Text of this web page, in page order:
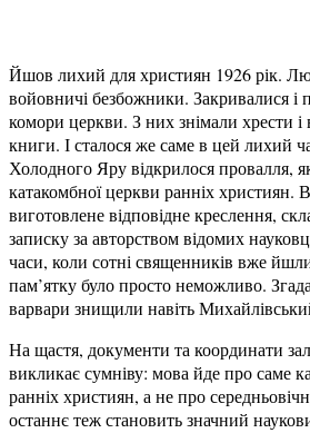
Йшов лихий для християн 1926 рік.
войовничі безбожники. Закривалися і
комори церкви. З них знімали хрести
книги. І сталося же саме в цей лихий
Холодного Яру відкрилося провалля,
катакомбної церкви ранніх християн.
виготовлене відповідне креслення,
записку за авторством відомих
часи, коли сотні священників вже
пам’ятку було просто неможливо.
варвари знищили навіть
На щастя, документи та координати
викликає сумніву: мова йде про саме
ранніх християн, а не про
останнє теж становить значний